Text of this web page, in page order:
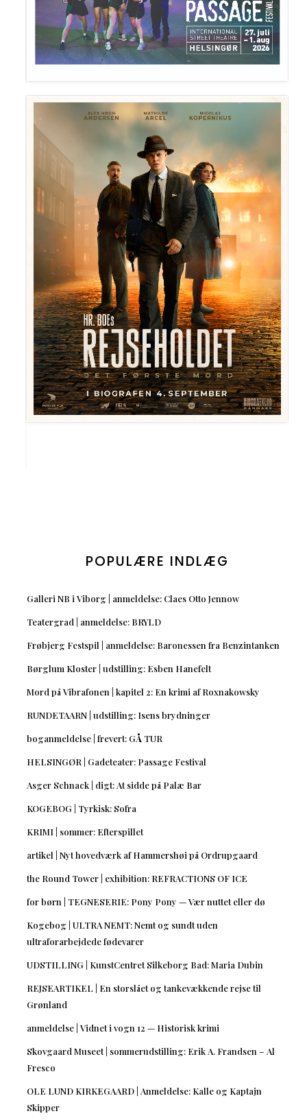
POPULÆRE INDLÆG
Galleri NB i Viborg | anmeldelse: Claes Otto Jennow
Teatergrad | anmeldelse: BRYLD
Frøbjerg Festspil | anmeldelse: Baronessen fra Benzintanken
Børglum Kloster | udstilling: Esben Hanefelt
Mord på Vibrafonen | kapitel 2: En krimi af Roxnakowsky
RUNDETAARN | udstilling: Isens brydninger
boganmeldelse | frevert: GÅ TUR
HELSINGØR | Gadeteater: Passage Festival
Asger Schnack | digt: At sidde på Palæ Bar
KOGEBOG | Tyrkisk: Sofra
KRIMI | sommer: Efterspillet
artikel | Nyt hovedværk af Hammershøi på Ordrupgaard
the Round Tower | exhibition: REFRACTIONS OF ICE
for børn | TEGNESERIE: Pony Pony — Vær nuttet eller dø
Kogebog | ULTRA NEMT: Nemt og sundt uden
ultraforarbejdede fødevarer
UDSTILLING | KunstCentret Silkeborg Bad: Maria Dubin
REJSEARTIKEL | En storslået og tankevækkende rejse til
Grønland
anmeldelse | Vidnet i vogn 12 — Historisk krimi
Skovgaard Museet | sommerudstilling: Erik A. Frandsen – Al
Fresco
OLE LUND KIRKEGAARD | Anmeldelse: Kalle og Kaptajn
Skipper